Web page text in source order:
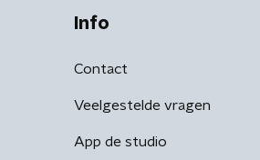
Info
Contact
Veelgestelde vragen
App de studio